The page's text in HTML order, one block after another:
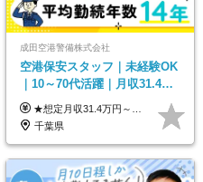
成田空港警備株式会社
空港保安スタッフ｜未経験OK
｜10～70代活躍｜月収31.4万
&賞与年2回｜家族・住宅手当
｜光熱費0円の単身寮
★想定月収31.4万円～＋賞与年2回（59万円以上） ★入社お祝い金15万円支給 ★水道+光熱費無料の家賃がリーズナブルな社員寮(単身寮)あり！ 月給24万5000円以上(基本給21万1000円＋業務別手当35,000円)＋賞与年2回（賞与支給額：59万円以上を想定）＋残業代全額 ※みなし残業なし！残業代は全額支給します。 ※資格手当・深夜手当など、様々な手当をご用意しています。 ※入社お祝い金は１か月経過後、3ヶ月経過後、6ヶ月経過後に各5万円ずつ給与に加算して支給いたします。 ※指定の検定資格をお持ちの方には別途手当を支給します。入社後に取得した場合は給与に加算し支給します。 ・施設警備 1級7,000円 2級4,000円 ・交通誘導 1級7,000円 2級4,000円 ・雑踏警備 1級7,000円 2級4,000円 など
千葉県